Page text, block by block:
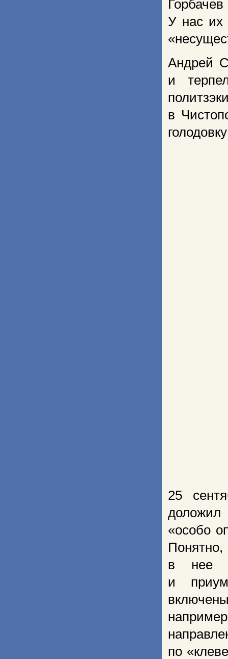
У нас их
Андрей
и
в
25
доложил
«особо
в нее
и
по